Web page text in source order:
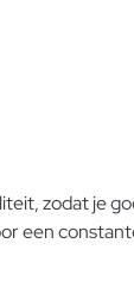
zodat je
een